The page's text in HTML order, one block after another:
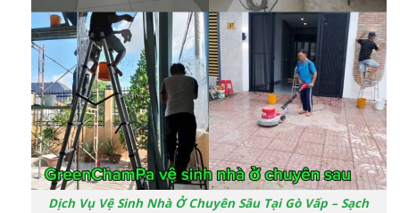
Dịch Vụ Vệ Sinh Nhà Ở Chuyên Sâu Tại Gò Vấp – Sạch